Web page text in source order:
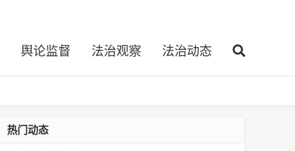
舆论监督 法治观察 法治动态
热门动态